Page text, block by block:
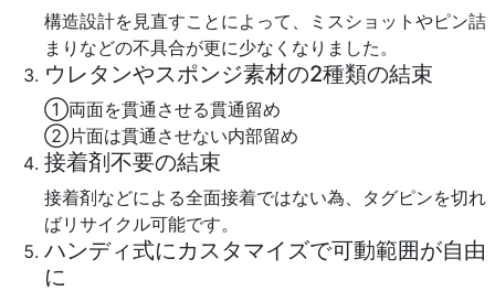
構造設計を見直すことによって、ミスショットやピン詰
まりなどの不具合が更に少なくなりました。
ウレタンやスポンジ素材の2種類の結束
①両面を貫通させる貫通留め
②片面は貫通させない内部留め
接着剤不要の結束
接着剤などによる全面接着ではない為、タグピンを切れ
ばリサイクル可能です。
ハンディ式にカスタマイズで可動範囲が自由
に